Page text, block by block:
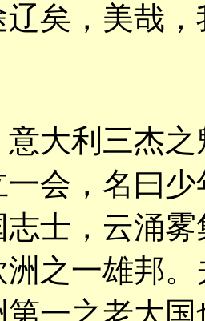
矣，美哉，
大利三杰
会，名曰少
志士，云涌
之一雄邦。
一之老大